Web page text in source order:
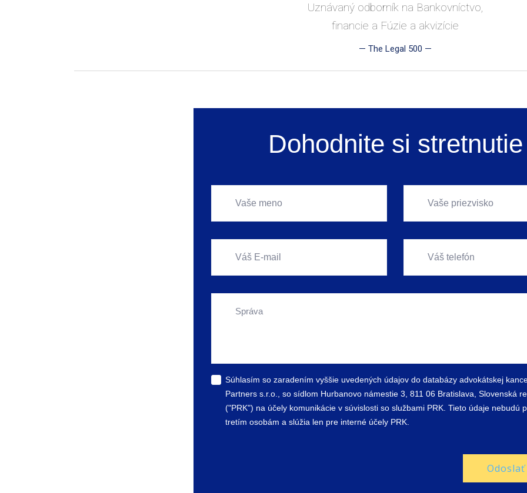
Uznávaný odborník na Bankovníctvo,
financie a Fúzie a akvizície
— The Legal 500 —
Dohodnite si stretnutie
Súhlasím so zaradením vyššie uvedených údajov do databázy advokátskej
Partners s.r.o., so sídlom Hurbanovo námestie 3, 811 06 Bratislava, Slovenská
("PRK") na účely komunikácie v súvislosti so službami PRK. Tieto údaje nebudú
tretím osobám a slúžia len pre interné účely PRK.
Odoslať